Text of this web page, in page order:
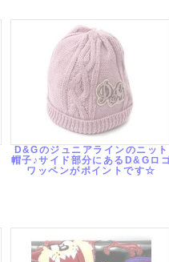
D&Gのジュニアラインのニット
帽子♪サイド部分にあるD&Gロ
ワッペンがポイントです☆